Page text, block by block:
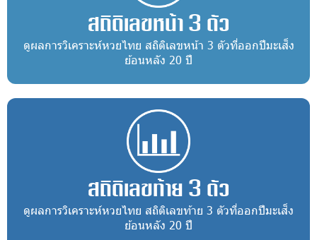
สถิติเลขหน้า 3 ตัว
ดูผลการวิเคราะห์หวยไทย สถิติเลขหน้า 3 ตัวที่ออกปีมะเส็ง
ย้อนหลัง 20 ปี
สถิติเลขท้าย 3 ตัว
ดูผลการวิเคราะห์หวยไทย สถิติเลขท้าย 3 ตัวที่ออกปีมะเส็ง
ย้อนหลัง 20 ปี